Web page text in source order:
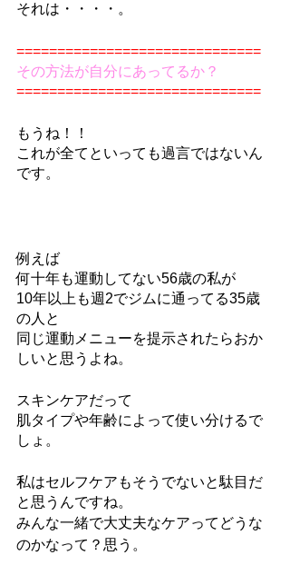
それは・・・・。
==============================
その方法が自分にあってるか？
==============================
もうね！！
これが全てといっても過言ではないん
です。
例えば
何十年も運動してない56歳の私が
10年以上も週2でジムに通ってる35歳
の人と
同じ運動メニューを提示されたらおか
しいと思うよね。
スキンケアだって
肌タイプや年齢によって使い分けるで
しょ。
私はセルフケアもそうでないと駄目だ
と思うんですね。
みんな一緒で大丈夫なケアってどうな
のかなって？思う。